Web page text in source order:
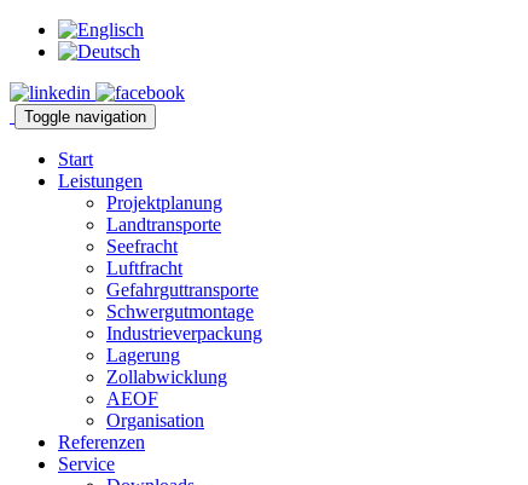
Toggle navigation
Start
Leistungen
Projektplanung
Landtransporte
Seefracht
Luftfracht
Gefahrguttransporte
Schwergutmontage
Industrieverpackung
Lagerung
Zollabwicklung
AEOF
Organisation
Referenzen
Service